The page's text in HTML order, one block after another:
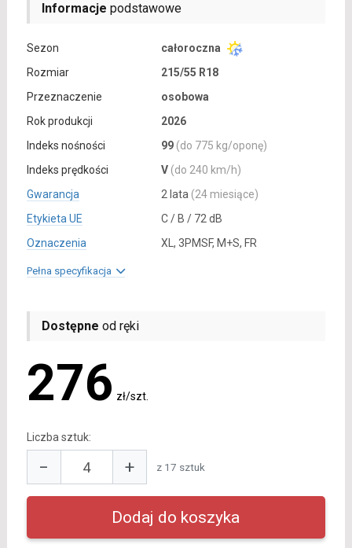
Informacje podstawowe
Sezon
całoroczna
Rozmiar
215/55 R18
Przeznaczenie
osobowa
Rok produkcji
2026
Indeks nośności
99 (do 775 kg/oponę)
Indeks prędkości
V (do 240 km/h)
Gwarancja
2 lata (24 miesiące)
Etykieta UE
C / B / 72 dB
Oznaczenia
XL, 3PMSF, M+S, FR
Pełna specyfikacja
Dostępne od ręki
276 zł/szt.
Liczba sztuk:
− + z 17 sztuk